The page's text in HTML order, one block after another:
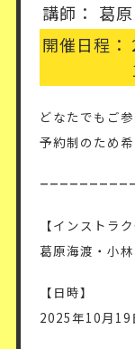
講師： 葛
開催日程：
どなたでもご
予約制のため
【インストラク
葛原海渡・小
【日時】
2025年10月